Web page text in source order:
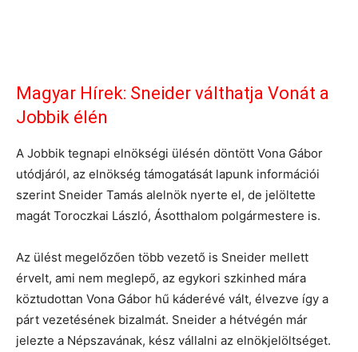
Magyar Hírek: Sneider válthatja Vonát a
Jobbik élén
A Jobbik tegnapi elnökségi ülésén döntött Vona Gábor
utódjáról, az elnökség támogatását lapunk információi
szerint Sneider Tamás alelnök nyerte el, de jelöltette
magát Toroczkai László, Ásotthalom polgármestere is.
Az ülést megelőzően több vezető is Sneider mellett
érvelt, ami nem meglepő, az egykori szkin­hed mára
köztudottan Vona Gábor hű káderévé vált, élvezve így a
párt vezetésének bizalmát. Sneider a hétvégén már
jelezte a Népszavának, kész vállalni az elnökjelöltséget.